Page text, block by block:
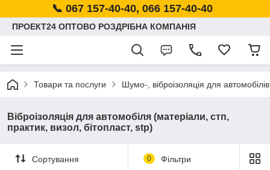
📞 067 157-40-40, 066 157-40-40
ПРОЕКТ24 ОПТОВО РОЗДРІБНА КОМПАНІЯ
Товари та послуги Шумо-, віброізоляція для автомобілів
Віброізоляція для автомобіля (матеріали, стп,
практик, визол, бітопласт, stp)
Сортування 0 Фільтри